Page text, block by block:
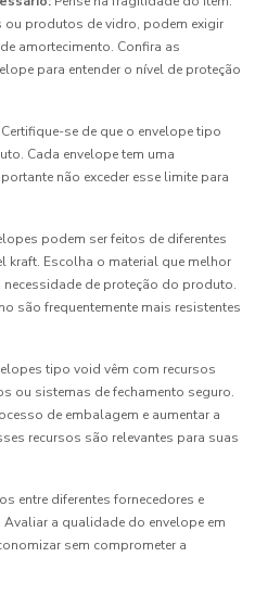
ou produtos de vidro, podem exigir
amortecimento. Confira as
para entender o nível de proteção
Certifique-se de que o envelope tipo
Cada envelope tem uma
não exceder esse limite para
podem ser feitos de diferentes
Escolha o material que melhor
necessidade de proteção do produto.
são frequentemente mais resistentes
tipo void vêm com recursos
ou sistemas de fechamento seguro.
de embalagem e aumentar a
recursos são relevantes para suas
entre diferentes fornecedores e
a qualidade do envelope em
sem comprometer a